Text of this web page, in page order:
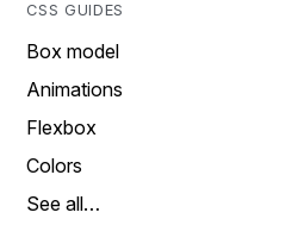
CSS GUIDES
Box model
Animations
Flexbox
Colors
See all…